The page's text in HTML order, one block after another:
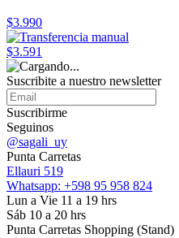
$3.990
$3.591
Suscribite a nuestro newsletter
Suscribirme
Seguinos
@sagali_uy
Punta Carretas
Ellauri 519
Whatsapp: +598 95 958 824
Lun a Vie 11 a 19 hrs
Sáb 10 a 20 hrs
Punta Carretas Shopping (Stand)